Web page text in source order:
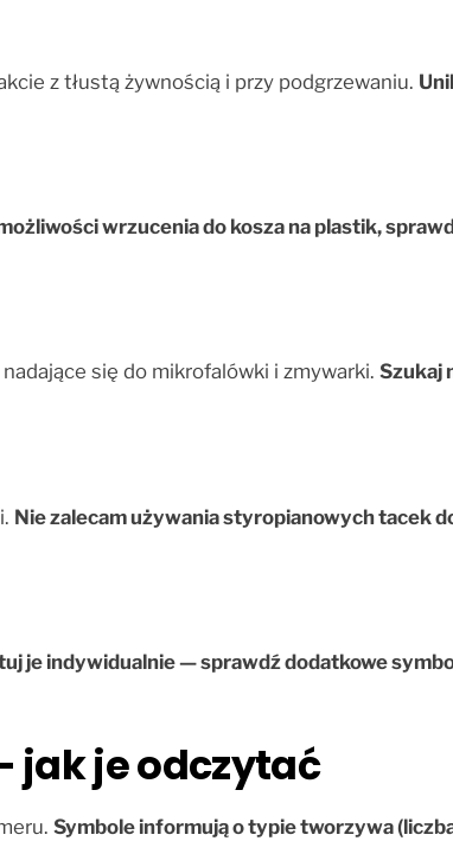
z tłustą żywnością i przy podgrzewaniu.
wrzucenia do kosza na plastik,
się do mikrofalówki i zmywarki. Szukaj
Nie zalecam używania styropianowych tacek
je indywidualnie — sprawdź dodatkowe
jak je odczytać
Symbole informują o typie tworzywa